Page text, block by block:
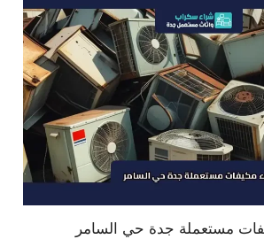
مستعملة جدة حي السامر